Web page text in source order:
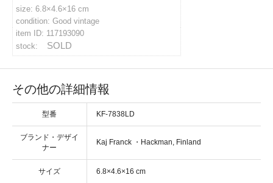
size: 6.8×4.6×16 cm
condition: Good vintage
item ID: 117193090
stock:
SOLD
その他の詳細情報
型番 KF-7838LD
ブランド・デザイ
ナー
・
サイズ
マガジン
カウント
わせ